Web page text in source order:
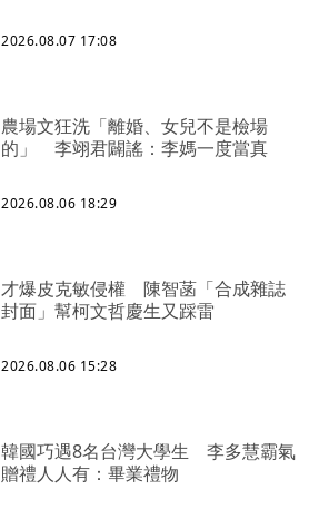
2026.08.07 17:08
農場文狂洗「離婚、女兒不是檢場
的」 李翊君闢謠：李媽一度當真
2026.08.06 18:29
才爆皮克敏侵權 陳智菡「合成雜誌
封面」幫柯文哲慶生又踩雷
2026.08.06 15:28
韓國巧遇8名台灣大學生 李多慧霸氣
贈禮人人有：畢業禮物